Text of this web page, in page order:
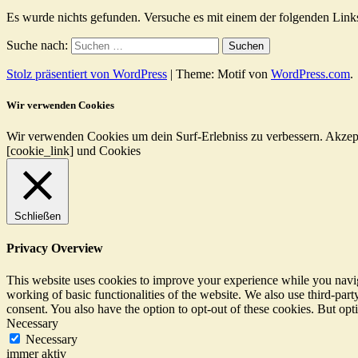
Es wurde nichts gefunden. Versuche es mit einem der folgenden
Suche nach:
Stolz präsentiert von WordPress | Theme: Motif von WordPress.com.
Wir verwenden Cookies
Wir verwenden Cookies um dein Surf-Erlebniss zu verbessern.
[cookie_link] und Cookies
Schließen
Privacy Overview
This website uses cookies to improve your experience while you
working of basic functionalities of the website. We also use third-
consent. You also have the option to opt-out of these cookies. But
Necessary
Necessary
immer aktiv